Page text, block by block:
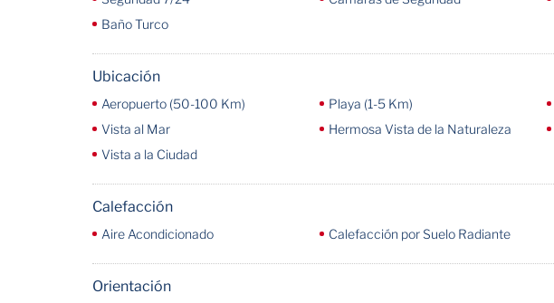
Baño Turco
Ubicación
Aeropuerto (50-100 Km) Playa (1-5 Km)
Vista al Mar
Hermosa Vista de la Naturaleza
Vista a la Ciudad
Calefacción
Aire Acondicionado Calefacción por Suelo Radiante
Orientación